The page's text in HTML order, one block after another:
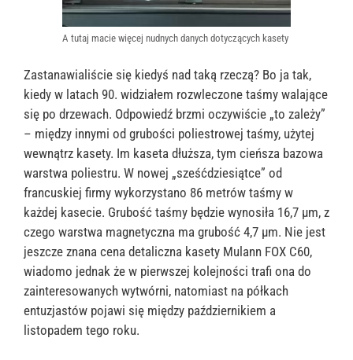
A tutaj macie więcej nudnych danych dotyczących kasety
Zastanawialiście się kiedyś nad taką rzeczą? Bo ja tak,
kiedy w latach 90. widziałem rozwleczone taśmy walające
się po drzewach. Odpowiedź brzmi oczywiście „to zależy”
– między innymi od grubości poliestrowej taśmy, użytej
wewnątrz kasety. Im kaseta dłuższa, tym cieńsza bazowa
warstwa poliestru. W nowej „sześćdziesiątce” od
francuskiej firmy wykorzystano 86 metrów taśmy w
każdej kasecie. Grubość taśmy będzie wynosiła 16,7 μm, z
czego warstwa magnetyczna ma grubość 4,7 μm. Nie jest
jeszcze znana cena detaliczna kasety Mulann FOX C60,
wiadomo jednak że w pierwszej kolejności trafi ona do
zainteresowanych wytwórni, natomiast na półkach
entuzjastów pojawi się między październikiem a
listopadem tego roku.